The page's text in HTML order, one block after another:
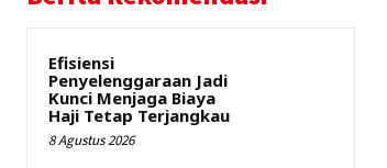
Efisiensi
Penyelenggaraan Jadi
Kunci Menjaga Biaya
Haji Tetap Terjangkau
8 Agustus 2026